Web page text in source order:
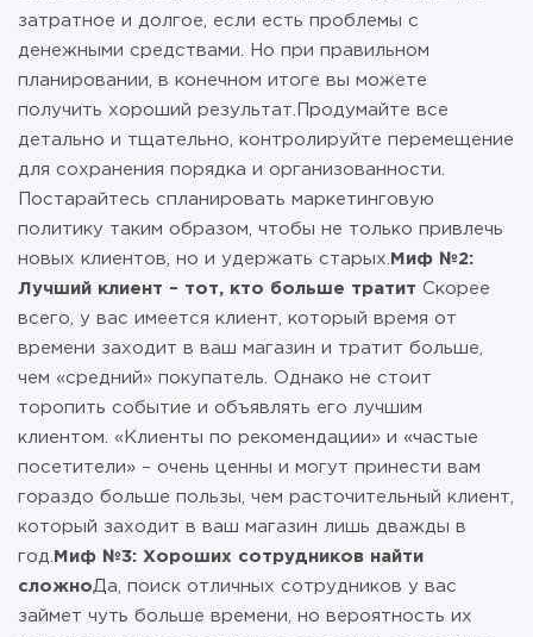
затратное и долгое, если есть проблемы с
денежными средствами. Но при правильном
планировании, в конечном итоге вы можете
получить хороший результат.Продумайте все
детально и тщательно, контролируйте перемещение
для сохранения порядка и организованности.
Постарайтесь спланировать маркетинговую
политику таким образом, чтобы не только привлечь
новых клиентов, но и удержать старых. Миф №2:
Лучший клиент – тот, кто больше тратит Скорее
всего, у вас имеется клиент, который время от
времени заходит в ваш магазин и тратит больше,
чем «средний» покупатель. Однако не стоит
торопить событие и объявлять его лучшим
клиентом. «Клиенты по рекомендации» и «частые
посетители» – очень ценны и могут принести вам
гораздо больше пользы, чем расточительный клиент,
который заходит в ваш магазин лишь дважды в
год.
Миф №3: Хороших сотрудников найти
сложноДа, поиск отличных сотрудников у вас
займет чуть больше времени, но вероятность их